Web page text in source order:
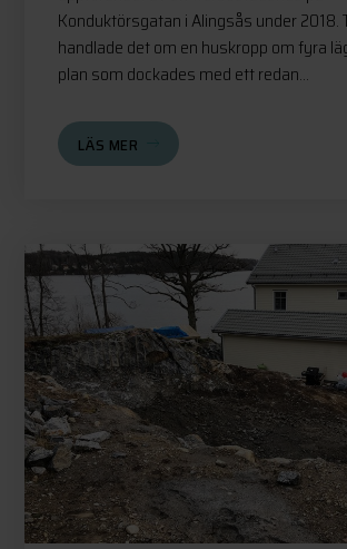
Konduktörsgatan i Alingsås under 2018.
handlade det om en huskropp om fyra
plan som dockades med ett redan...
LÄS MER